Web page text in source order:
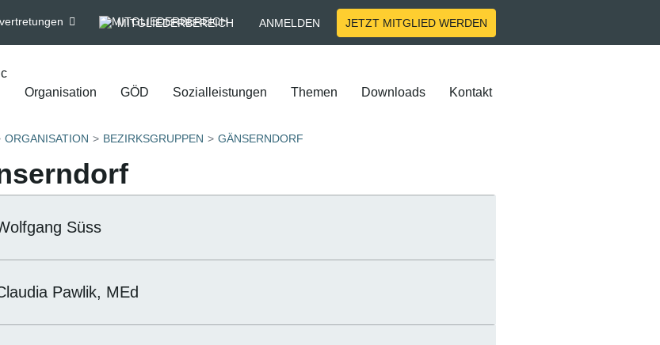
MITGLIEDERBEREICH ANMELDEN JETZT MITGLIED WERDEN
Organisation GÖD Sozialleistungen Themen Downloads Kontakt
ORGANISATION BEZIRKSGRUPPEN GÄNSERNDORF
Süss
Pawlik, MEd